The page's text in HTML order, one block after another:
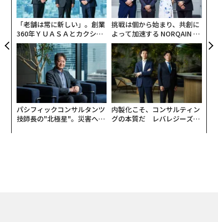
「老舗は常に新しい」。創業
360年ＹＵＡＳＡとカクシン
CEO田尻望が語る、AIを超え
る人の価値
挑戦は個から始まり、共創に
よって加速する NORQAIN JA
PAN 特別座談会
パシフィックコンサルタンツ
技師長の"北極星"。災害への
内製化こそ、コンサルティン
グの本質だ レバレジーズが